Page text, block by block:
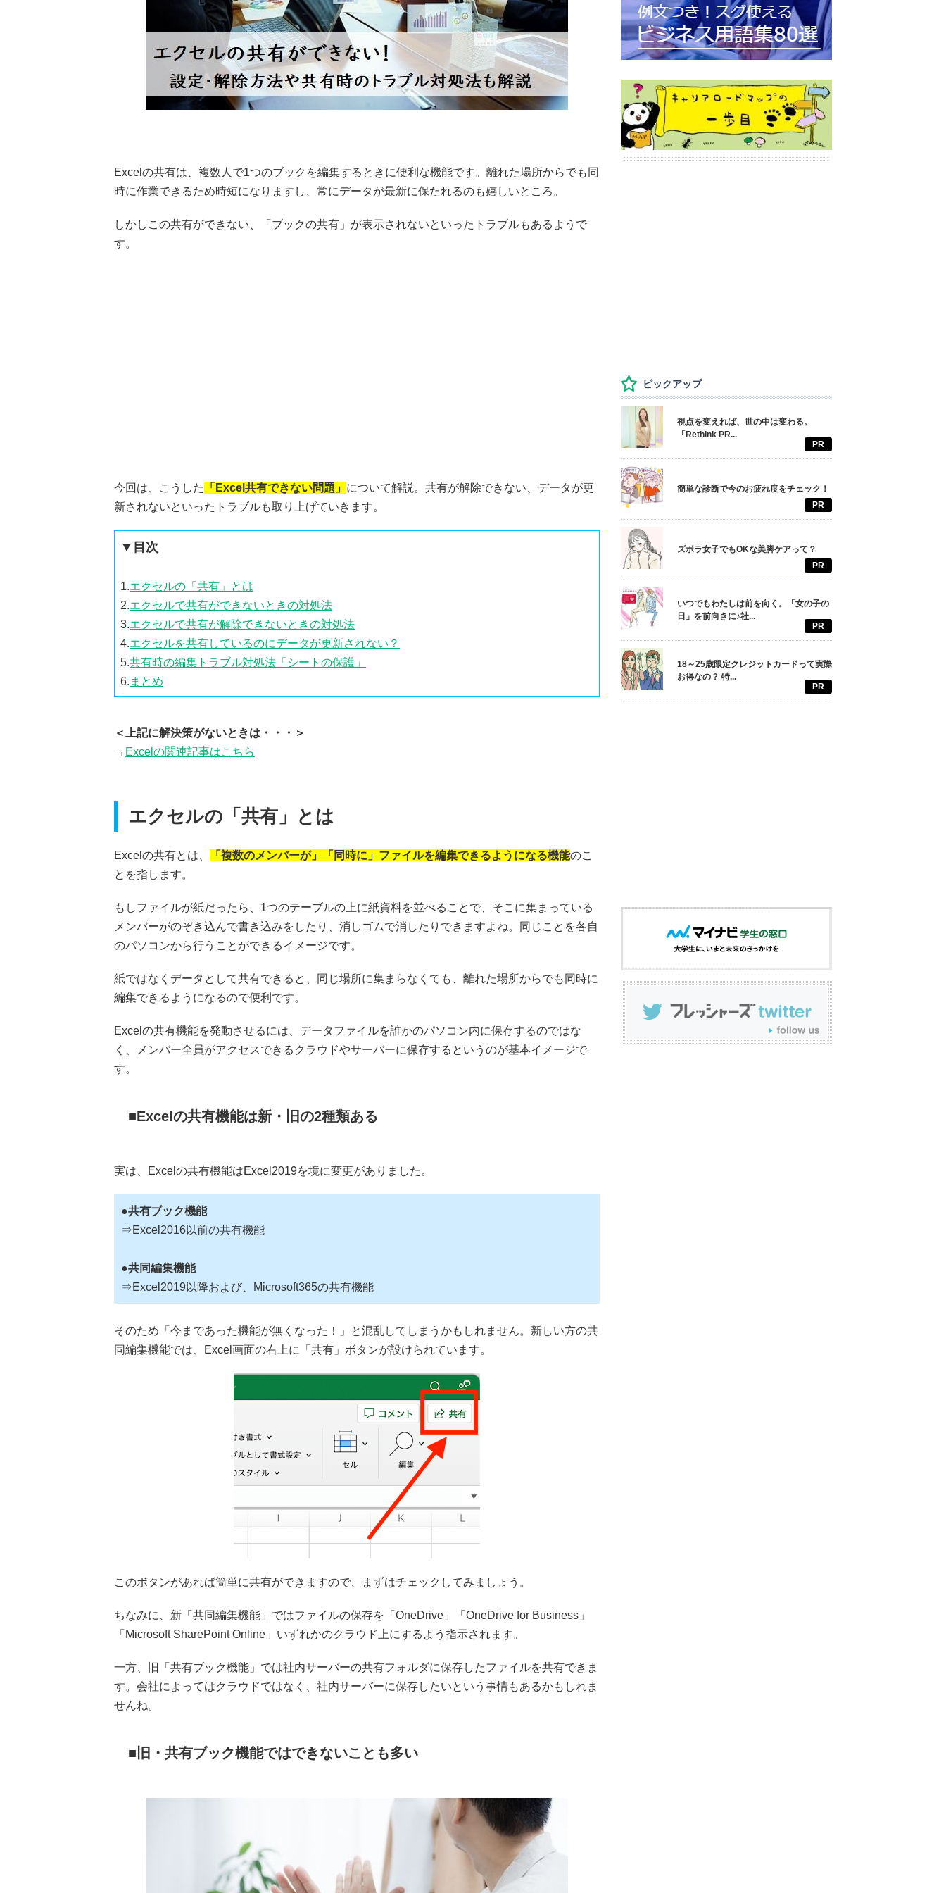
Excelの共有は、複数人で1つのブックを編集するときに便利な機能です。離れた場所からでも同
時に作業できるため時短になりますし、常にデータが最新に保たれるのも嬉しいところ。
しかしこの共有ができない、「ブックの共有」が表示されないといったトラブルもあるようで
す。
今回は、こうした 「Excel共有できない問題」 について解説。共有が解除できない、データが更
新されないといったトラブルも取り上げていきます。
▼目次
1.エクセルの「共有」とは
2.エクセルで共有ができないときの対処法
3.エクセルで共有が解除できないときの対処法
4.エクセルを共有しているのにデータが更新されない？
5.共有時の編集トラブル対処法「シートの保護」
6. まとめ
＜上記に解決策がないときは・・・＞
→ Excelの関連記事はこちら
エクセルの「共有」とは
Excelの共有とは、 「複数のメンバーが」「同時に」ファイルを編集できるようになる機能のこ
とを指します。
もしファイルが紙だったら、1つのテーブルの上に紙資料を並べることで、そこに集まっている
メンバーがのぞき込んで書き込みをしたり、消しゴムで消したりできますよね。同じことを各自
のパソコンから行うことができるイメージです。
紙ではなくデータとして共有できると、同じ場所に集まらなくても、離れた場所からでも同時に
編集できるようになるので便利です。
Excelの共有機能を発動させるには、データファイルを誰かのパソコン内に保存するのではな
く、メンバー全員がアクセスできるクラウドやサーバーに保存するというのが基本イメージで
す。
Excelの共有機能は新・旧の2種類ある
実は、Excelの共有機能はExcel2019を境に変更がありました。
●共有ブック機能
⇒Excel2016以前の共有機能
●共同編集機能
⇒Excel2019以降および、Microsoft365の共有機能
そのため「今まであった機能が無くなった！」と混乱してしまうかもしれません。新しい方の共
同編集機能では、Excel画面の右上に「共有」ボタンが設けられています。
このボタンがあれば簡単に共有ができますので、まずはチェックしてみましょう。
ちなみに、新「共同編集機能」ではファイルの保存を「OneDrive」「OneDrive for Business」
「Microsoft SharePoint Online」いずれかのクラウド上にするよう指示されます。
一方、旧「共有ブック機能」では社内サーバーの共有フォルダに保存したファイルを共有できま
す。会社によってはクラウドではなく、社内サーバーに保存したいという事情もあるかもしれま
せんね。
旧・共有ブック機能ではできないことも多い
ピックアップ
視点を変えれば、世の中は変わる。
「Rethink PR...
PR
簡単な診断で今のお疲れ度をチェック！
PR
ズボラ女子でもOKな美脚ケアって？
PR
いつでもわたしは前を向く。「女の子の
日」を前向きに♪社...
PR
18～25歳限定クレジットカードって実際
お得なの？ 特...
PR